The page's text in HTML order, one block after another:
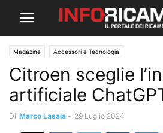
Magazine Accessori e Tecnologia
Citroen sceglie
artificiale
Di Marco Lasala - 29 Luglio 2024